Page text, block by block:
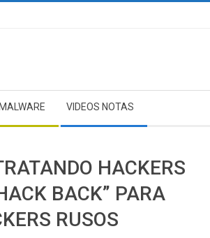
MALWARE VIDEOS NOTAS
HACKERS
BACK” PARA
RUSOS